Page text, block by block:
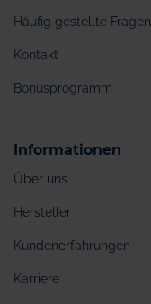
Häufig gestellte Fragen
Kontakt
Bonusprogramm
Informationen
Über uns
Hersteller
Kundenerfahrungen
Karriere